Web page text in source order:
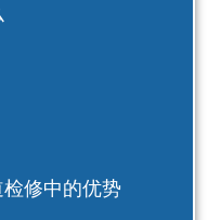
修中的优势